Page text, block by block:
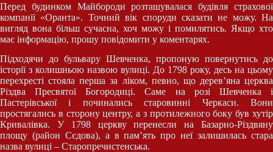
Перед будинком Майбороди розташувалася будівля страхової
компанії «Оранта». Точний вік споруди сказати не можу. На
вигляд вона більш сучасна, хоч можу і помилятись. Якщо хто
має інформацію, прошу повідомити у коментарях.
Підходячи до бульвару Шевченка, пропоную повернутись до
історії з колишньою назвою вулиці. До 1798 року, десь на цьому
перехресті стояла перша за ліком, певно, що дерев’яна церква
Різдва Пресвятої Богородиці. Саме на розі Шевченка і
Пастерівської і починались старовинні Черкаси. Вони
простягались в сторону центру, а з протилежного боку був хутір
Кривалівка. У 1798 церкву перенесли на Базарно-Різдвяну
площу (район Сєдова), а в пам’ять про неї залишилась стара
назва вулиці – Старопречистенська.